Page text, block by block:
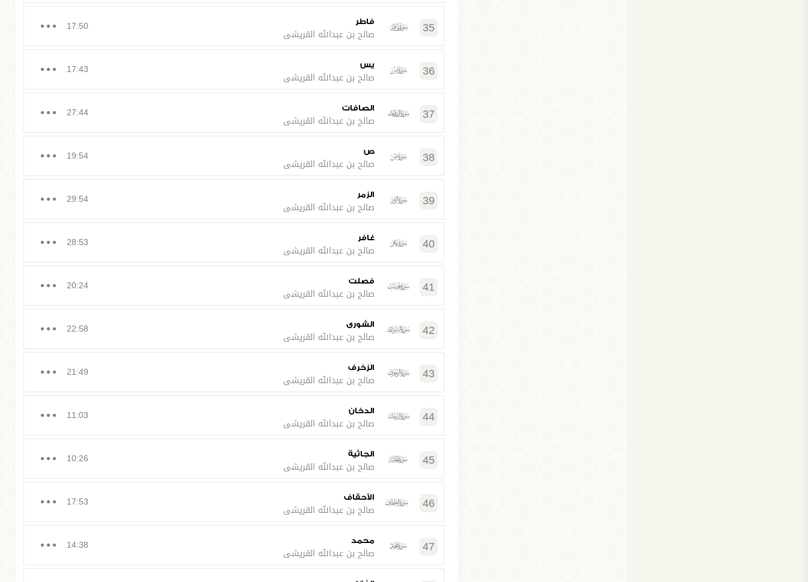
35 فاطر
صالح بن عبدالله القريشي
17:50
36 يس
صالح بن عبدالله القريشي
17:43
37 الصافات
صالح بن عبدالله القريشي
27:44
38 ص
صالح بن عبدالله القريشي
19:54
39 الزمر
صالح بن عبدالله القريشي
29:54
40 غافر
صالح بن عبدالله القريشي
28:53
41 فصلت
صالح بن عبدالله القريشي
20:24
42 الشورى
صالح بن عبدالله القريشي
22:58
43 الزخرف
صالح بن عبدالله القريشي
21:49
44 الدخان
صالح بن عبدالله القريشي
11:03
45 الجاثية
صالح بن عبدالله القريشي
10:26
46 الأحقاف
صالح بن عبدالله القريشي
17:53
47 محمد
صالح بن عبدالله القريشي
14:38